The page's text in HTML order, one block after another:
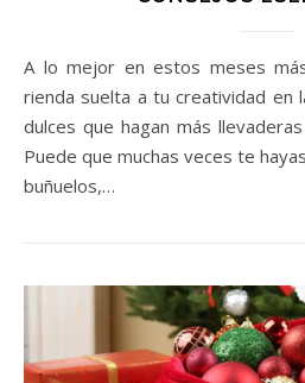
A lo mejor en estos meses más fríos te apetece darle
rienda suelta a tu creatividad en
dulces que hagan más
Puede que muchas veces te
buñuelos,…